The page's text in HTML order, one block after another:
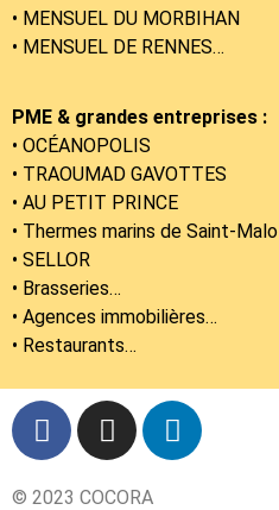
• MENSUEL DU MORBIHAN
• MENSUEL DE RENNES…
PME & grandes entreprises :
• OCÉANOPOLIS
• TRAOUMAD GAVOTTES
• AU PETIT PRINCE
• Thermes marins de Saint-Malo
• SELLOR
• Brasseries…
• Agences immobilières…
• Restaurants…
© 2023 COCORA